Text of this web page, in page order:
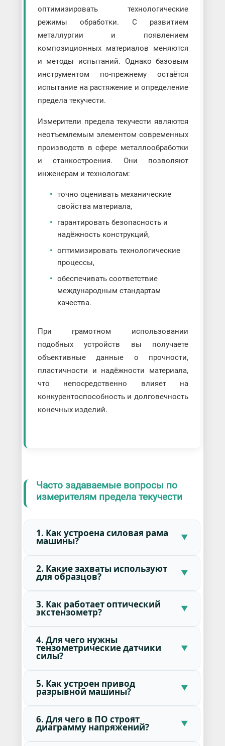
оптимизировать технологические
режимы обработки. С развитием
металлургии и появлением
композиционных материалов меняются
и методы испытаний. Однако базовым
инструментом по-прежнему остаётся
испытание на растяжение и определение
предела текучести.
Измерители предела текучести являются
неотъемлемым элементом современных
производств в сфере металлообработки
и станкостроения. Они позволяют
инженерам и технологам:
точно оценивать механические
свойства материала,
гарантировать безопасность и
надёжность конструкций,
оптимизировать технологические
процессы,
обеспечивать соответствие
международным стандартам
качества.
При грамотном использовании
подобных устройств вы получаете
объективные данные о прочности,
пластичности и надёжности материала,
что непосредственно влияет на
конкурентоспособность и долговечность
конечных изделий.
Часто задаваемые вопросы по
измерителям предела текучести
1. Как устроена силовая рама
машины?
2. Какие захваты используют
для образцов?
3. Как работает оптический
экстензометр?
4. Для чего нужны
тензометрические датчики
силы?
5. Как устроен привод
разрывной машины?
6. Для чего в ПО строят
диаграмму напряжений?